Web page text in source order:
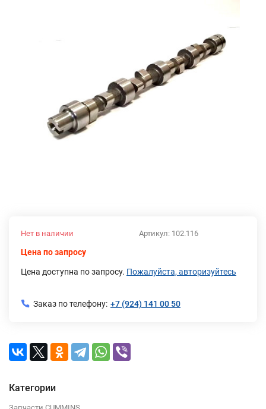
Артикул: 102.116
Нет в наличии
Цена по запросу
Цена доступна по запросу. Пожалуйста, авторизуйтесь
Заказ по телефону: +7 (924) 141 00 50
Категории